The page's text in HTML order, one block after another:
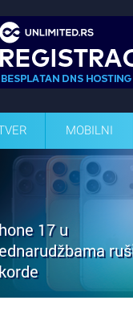
MOBILNI
17 u